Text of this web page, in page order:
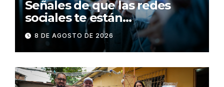
Señales de que las redes
sociales te están
consumiendo
8 DE AGOSTO DE 2026